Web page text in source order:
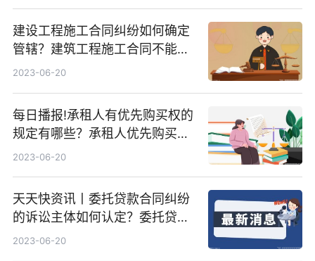
建设工程施工合同纠纷如何确定
管辖？建筑工程施工合同不能约
定管辖吗？
2023-06-20
每日播报!承租人有优先购买权的
规定有哪些？承租人优先购买权
期限是多久？
2023-06-20
天天快资讯丨委托贷款合同纠纷
的诉讼主体如何认定？委托贷款
合同纠纷的案由有哪些？
2023-06-20